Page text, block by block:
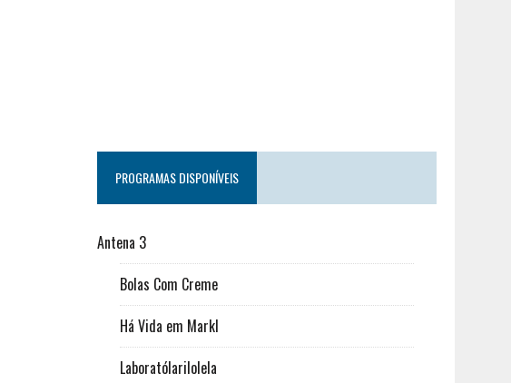
PROGRAMAS DISPONÍVEIS
Antena 3
Bolas Com Creme
Há Vida em Markl
Laboratólarilolela